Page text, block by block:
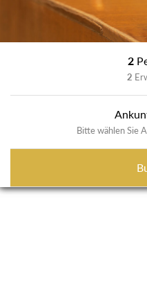
2
2
Bitte wählen Sie